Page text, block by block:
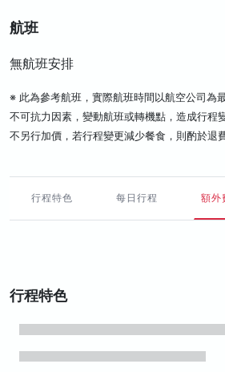
航班
無航班安排
※ 此為參考航班，實際航班時間以航空公司為
不可抗力因素，變動航班或轉機點，造成行程
不另行加價，若行程變更減少餐食，則酌於退費
行程特色 每日行程 額外
行程特色